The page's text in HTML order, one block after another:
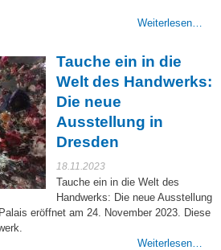
Weiterlesen…
Tauche ein in die
Welt des Handwerks:
Die neue
Ausstellung in
Dresden
18.11.2023
Tauche ein in die Welt des
Handwerks: Die neue Ausstellung
eröffnet am 24. November 2023. Diese
Weiterlesen…